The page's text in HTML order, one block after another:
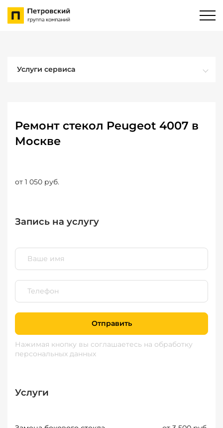
Услуги сервиса
Ремонт стекол Peugeot 4007 в
Москве
от 1 050 руб.
Запись на услугу
Отправить
Нажимая кнопку вы соглашаетесь на обработку
персональных данных
Услуги